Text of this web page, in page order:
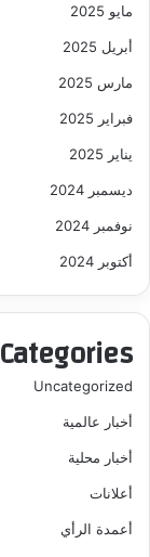
مايو 2025
أبريل 2025
مارس 2025
فبراير 2025
يناير 2025
ديسمبر 2024
نوفمبر 2024
أكتوبر 2024
Categories
Uncategorized
أخبار عالمية
أخبار محلية
أعلانات
أعمدة الرأي